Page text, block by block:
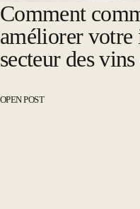
Comment
améliorer votre
secteur des
OPEN POST